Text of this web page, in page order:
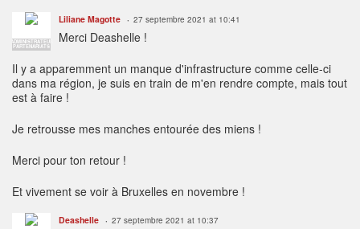
ADMINISTRATEUR
PARTENARIATS
Liliane Magotte 27 septembre 2021 at 10:41
Merci Deashelle !
Il y a apparemment un manque d'infrastructure comme celle-ci
dans ma région, je suis en train de m'en rendre compte, mais tout
est à faire !
Je retrousse mes manches entourée des miens !
Merci pour ton retour !
Et vivement se voir à Bruxelles en novembre !
Deashelle 27 septembre 2021 at 10:37